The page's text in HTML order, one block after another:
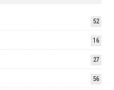
52
16
27
56